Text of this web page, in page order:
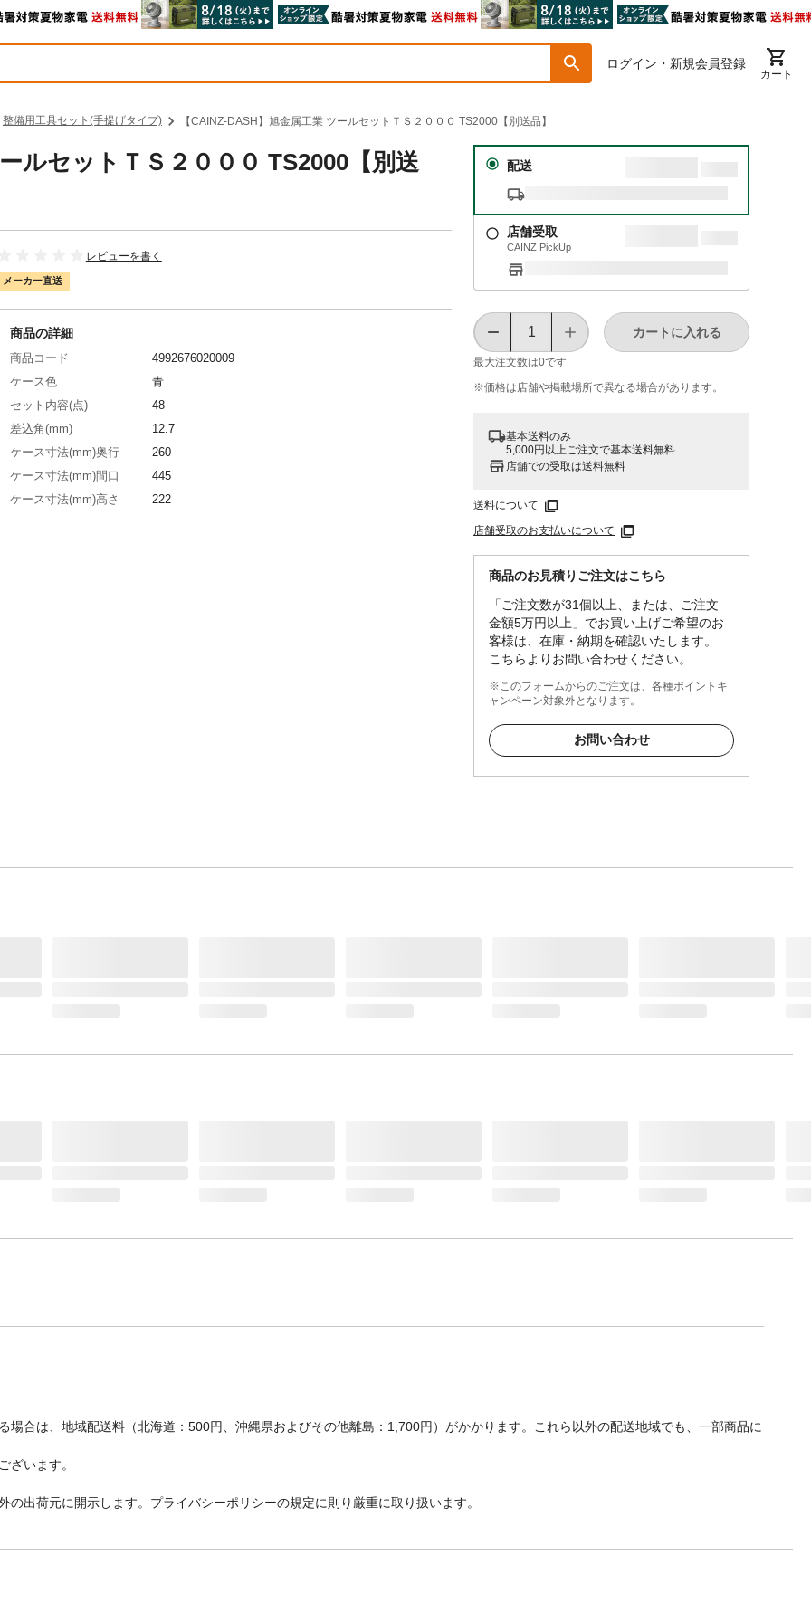
ログイン・新規会員登録
カート
整備用工具セット(手提げタイプ) 【CAINZ-DASH】旭金属工業 ツールセットＴＳ２０００ TS2000【別送品】
ルセットＴＳ２０００ TS2000【別送
レビューを書く
メーカー直送
配送
店舗受取
CAINZ PickUp
最大注文数は0です
カートに入れる
※価格は​店舗や​掲載場所で​異なる​場合が​あります。
基本送料のみ
5,000円以上ご注文で基本送料無料
店舗での受取は送料無料
送料について
店舗受取のお支払いについて
商品のお見積りご注文はこちら
「ご注文数が31個以上、または、ご注文
金額5万円以上」でお買い上げご希望のお
客様は、在庫・納期を確認いたします。
こちらよりお問い合わせください。
※このフォームからのご注文は、各種ポイントキ
ャンペーン対象外となります。
お問い合わせ
商品の詳細
商品コード
4992676020009
ケース色
青
セット内容(点)
48
差込角(mm)
12.7
ケース寸法(mm)奥行
260
ケース寸法(mm)間口
445
ケース寸法(mm)高さ
222
合は、地域配送料（北海道：500円、沖縄県およびその他離島：1,700円）がかかります。これら以外の配送地域でも、一部商品に
ざいます。
出荷元に開示します。プライバシーポリシーの規定に則り厳重に取り扱います。